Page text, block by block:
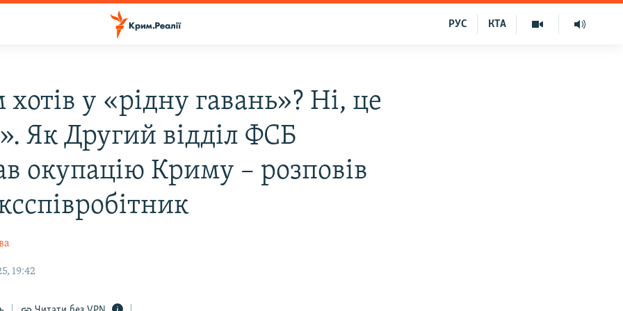
КТА
РУС
у «рідну гавань»? Ні, це
Як Другий відділ ФСБ
окупацію Криму – розповів
19:42